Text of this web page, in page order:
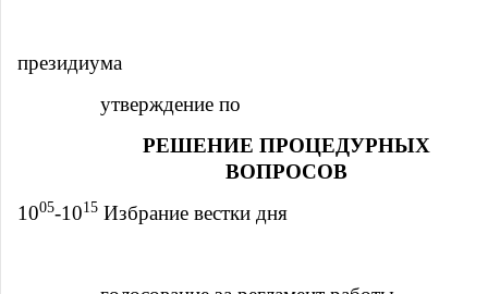
президиума
утверждение по
РЕШЕНИЕ ПРОЦЕДУРНЫХ
ВОПРОСОВ
1005-1015 Избрание вестки дня